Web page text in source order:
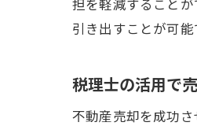
引き出すことが可
税理士の活用で
不動産売却を成功